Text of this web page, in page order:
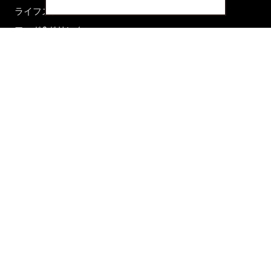
ライフスタイル
フード&ドリンク